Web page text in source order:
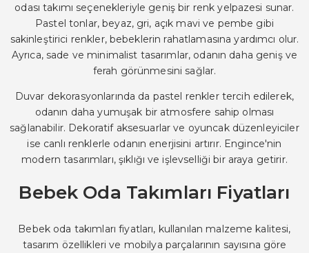
odası takımı seçenekleriyle geniş bir renk yelpazesi sunar.
Pastel tonlar, beyaz, gri, açık mavi ve pembe gibi
sakinleştirici renkler, bebeklerin rahatlamasına yardımcı olur.
Ayrıca, sade ve minimalist tasarımlar, odanın daha geniş ve
ferah görünmesini sağlar.
Duvar dekorasyonlarında da pastel renkler tercih edilerek,
odanın daha yumuşak bir atmosfere sahip olması
sağlanabilir. Dekoratif aksesuarlar ve oyuncak düzenleyiciler
ise canlı renklerle odanın enerjisini artırır. Engince'nin
modern tasarımları, şıklığı ve işlevselliği bir araya getirir.
Bebek Oda Takımları Fiyatları
Bebek oda takımları fiyatları, kullanılan malzeme kalitesi,
tasarım özellikleri ve mobilya parçalarının sayısına göre